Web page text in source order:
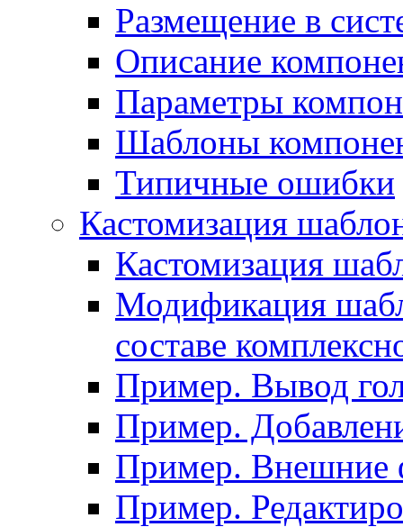
Размещение в
Описание
Параметры
Шаблоны
Типичные ошибки
Кастомизация
Кастомизация
Модификация
составе
Пример. Вывод
Пример.
Пример. Внешние
Пример.